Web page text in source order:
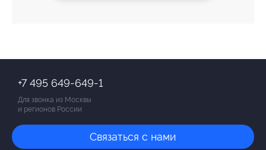
+7 495 649-649-1
Для звонка из Москвы
и регионов России
Связаться с нами